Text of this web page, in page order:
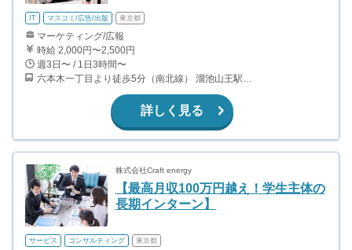
IT マスコミ/広告/出版 東京都
マーケティング/広報
時給 2,000円〜2,500円
週3日〜 / 1日3時間〜
六本木一丁目より徒歩5分（南北線） 溜池山王駅より徒歩10分（銀座線） 六本木駅より徒歩12分（日比谷線）
詳しく見る
株式会社Craft energy
【最高月収100万円越え！学生主体の
長期インターン】
サービス コンサルティング 東京都